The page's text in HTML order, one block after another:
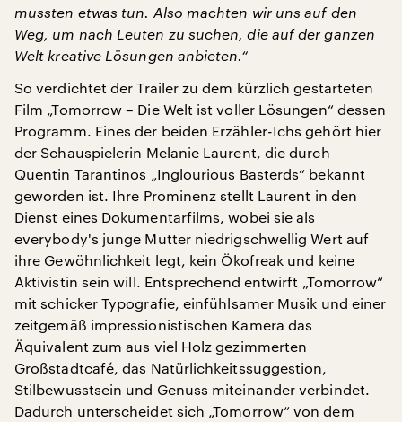
mussten etwas tun. Also machten wir uns auf den
Weg, um nach Leuten zu suchen, die auf der ganzen
Welt kreative Lösungen anbieten.“
So verdichtet der Trailer zu dem kürzlich gestarteten
Film „Tomorrow – Die Welt ist voller Lösungen“ dessen
Programm. Eines der beiden Erzähler-Ichs gehört hier
der Schauspielerin Melanie Laurent, die durch
Quentin Tarantinos „Inglourious Basterds“ bekannt
geworden ist. Ihre Prominenz stellt Laurent in den
Dienst eines Dokumentarfilms, wobei sie als
everybody's junge Mutter niedrigschwellig Wert auf
ihre Gewöhnlichkeit legt, kein Ökofreak und keine
Aktivistin sein will. Entsprechend entwirft „Tomorrow“
mit schicker Typografie, einfühlsamer Musik und einer
zeitgemäß impressionistischen Kamera das
Äquivalent zum aus viel Holz gezimmerten
Großstadtcafé, das Natürlichkeitssuggestion,
Stilbewusstsein und Genuss miteinander verbindet.
Dadurch unterscheidet sich „Tomorrow“ von dem